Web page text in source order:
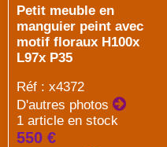
Petit meuble en
manguier peint avec
motif floraux H100x
L97x P35
Réf : x4372
D'autres photos
1 article en stock
550 €